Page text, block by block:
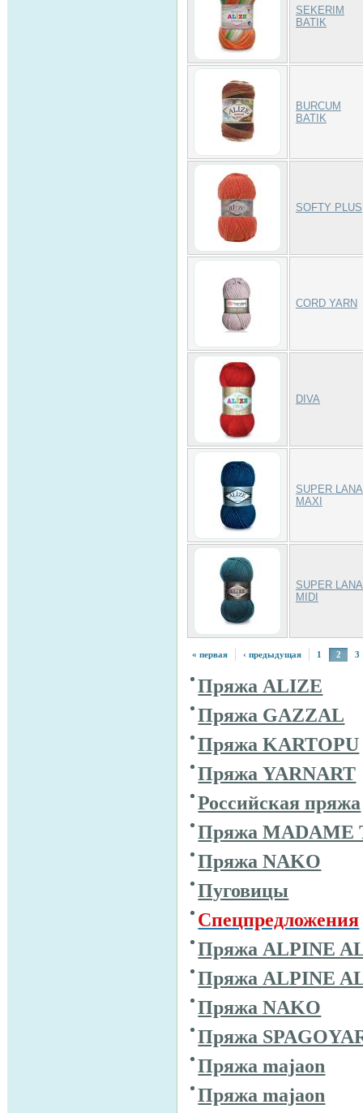
SEKERIM
BATIK
BURCUM
BATIK
SOFTY PLUS
CORD YARN
DIVA
SUPER LANA
MAXI
SUPER LANA
MIDI
« первая ‹ предыдущая 1 2 3
Пряжа ALIZE
Пряжа GAZZAL
Пряжа KARTOPU
Пряжа YARNART
Российская пряжа
Пряжа MADAME
Пряжа NAKO
Пуговицы
Спецпредложения
Пряжа ALPINE
Пряжа ALPINE
Пряжа NAKO
Пряжа
Пряжа majaon
Пряжа majaon